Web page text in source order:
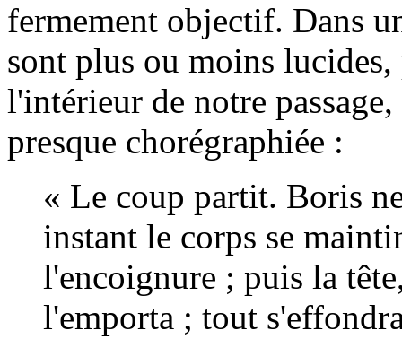
fermement objectif. Dans
sont plus ou moins
l'intérieur de notre
presque chorégraphiée :
« Le coup partit. Boris
instant le corps se
l'encoignure ; puis la
l'emporta ; tout